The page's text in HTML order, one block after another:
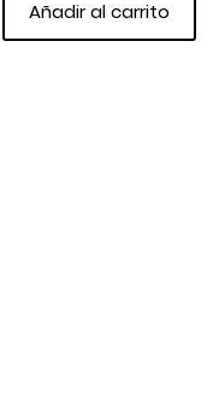
Añadir al carrito